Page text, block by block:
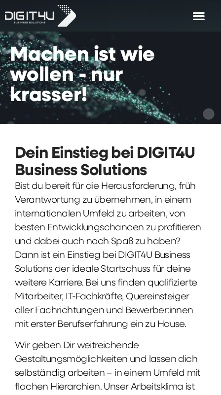
Machen ist wie
wollen - nur
krasser!
Dein Einstieg bei DIGIT4U
Business Solutions
Bist du bereit für die Herausforderung, früh
Verantwortung zu übernehmen, in einem
internationalen Umfeld zu arbeiten, von
besten Entwicklungschancen zu profitieren
und dabei auch noch Spaß zu haben?
Dann ist ein Einstieg bei DIGIT4U Business
Solutions der ideale Startschuss für deine
weitere Karriere. Bei uns finden qualifizierte
Mitarbeiter, IT-Fachkräfte, Quereinsteiger
aller Fachrichtungen und Bewerber:innen
mit erster Berufserfahrung ein zu Hause.
Wir geben Dir weitreichende
Gestaltungsmöglichkeiten und lassen dich
selbständig arbeiten – in einem Umfeld mit
flachen Hierarchien. Unser Arbeitsklima ist